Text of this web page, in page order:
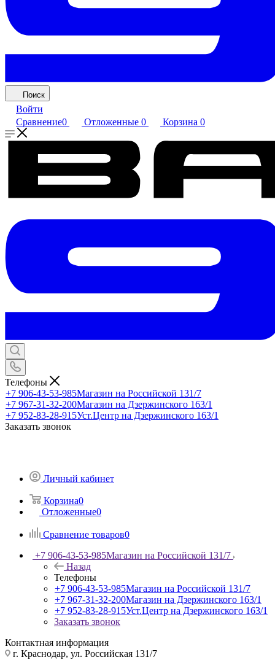
Поиск
Войти
Сравнение0 Отложенные 0 Корзина 0
Телефоны
+7 906-43-53-985Магазин на Российской 131/7
+7 967-31-32-200Магазин на Дзержинского 163/1
+7 952-83-28-915Уст.Центр на Дзержинского 163/1
Заказать звонок
Личный кабинет
Корзина0
Отложенные0
Сравнение товаров0
+7 906-43-53-985Магазин на Российской 131/7
Назад
Телефоны
+7 906-43-53-985Магазин на Российской 131/7
+7 967-31-32-200Магазин на Дзержинского 163/1
+7 952-83-28-915Уст.Центр на Дзержинского 163/1
Заказать звонок
Контактная информация
г. Краснодар, ул. Российская 131/7